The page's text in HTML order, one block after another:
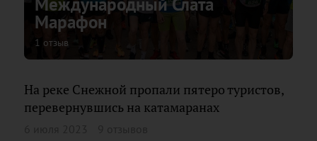
Марафон
1 отзыв
На реке Снежной пропали пятеро туристов,
перевернувшись на катамаранах